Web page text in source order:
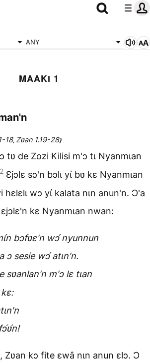
ANY
MAAKƖ 1
18, Zʋan 1.19-28)
tʋ de Zozi Kilisi m'ɔ tɩ Nyanmɩan
2 Ɛjɔlɛ sɔ'n bɔlɩ yɩ́ bʋ kɛ Nyanmɩan
hɛlɛlɩ wɔ yɩ́ kalata nɩn anun'n. Ɔ'a
kɛ Nyanmɩan nwan:
bɔfʋɛ'n wɔ́ nyunnun
ɔ sesie wɔ́ atɩn'n.
sʋanlan'n m'ɔ lɛ tɩan
Zʋan kɔ fite ɛwâ nɩn anun ɛlɔ. Ɔ